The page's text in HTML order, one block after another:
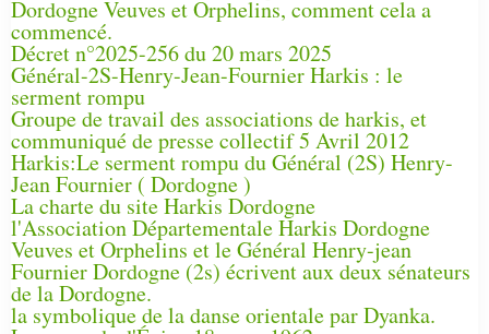
Dordogne Veuves et Orphelins, comment cela a
commencé.
Décret n°2025-256 du 20 mars 2025
Général-2S-Henry-Jean-Fournier Harkis : le
serment rompu
Groupe de travail des associations de harkis, et
communiqué de presse collectif 5 Avril 2012
Harkis:Le serment rompu du Général (2S) Henry-
Jean Fournier ( Dordogne )
La charte du site Harkis Dordogne
l'Association Départementale Harkis Dordogne
Veuves et Orphelins et le Général Henry-jean
Fournier Dordogne (2s) écrivent aux deux sénateurs
de la Dordogne.
la symbolique de la danse orientale par Dyanka.